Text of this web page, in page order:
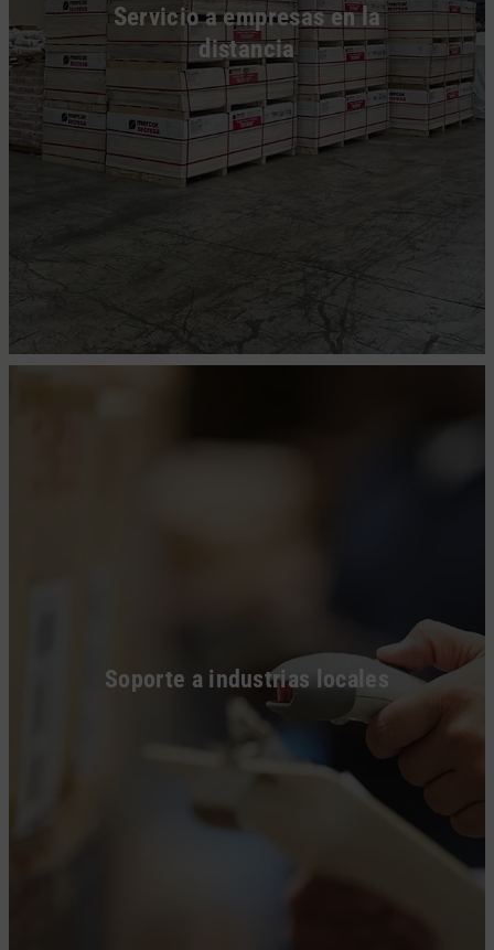
Servicio a empresas en la
distancia
Soporte a industrias locales